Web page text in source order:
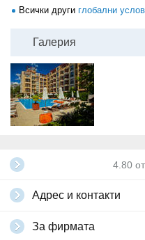
Всички други глобални
Галерия
4.80 от
Адрес и контакти
За фирмата